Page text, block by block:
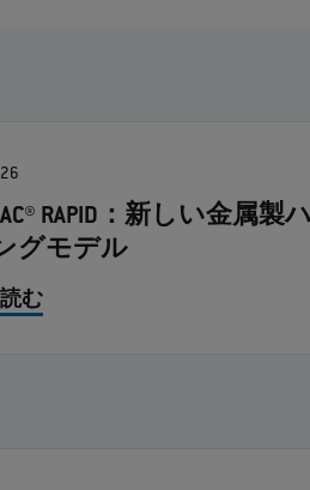
RAPID：新しい金属製ハ
グモデル
む